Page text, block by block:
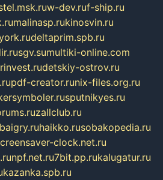
w-dev.ruf-ship.ru
malinasp.rukinosvin.ru
deltaprim.spb.ru
sgv.sumultiki-online.com
detskiy-ostrov.ru
pdf-creator.runix-files.org.ru
sputnikyes.ru
zallclub.ru
haikko.rusobakopedia.ru
clock.net.ru
npf.net.ru7bit.pp.rukalugatur.ru
kazanka.spb.ru